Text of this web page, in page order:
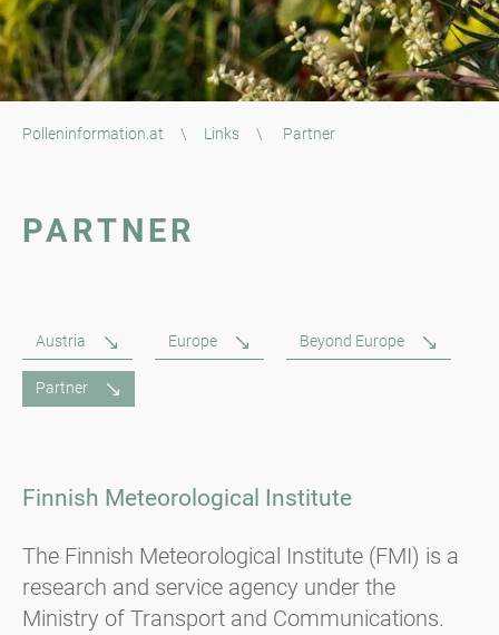
Polleninformation.at \ Links \ Partner
PARTNER
Austria Europe Beyond Europe
Partner
Finnish Meteorological Institute
The Finnish Meteorological Institute (FMI) is a
research and service agency under the
Ministry of Transport and Communications.